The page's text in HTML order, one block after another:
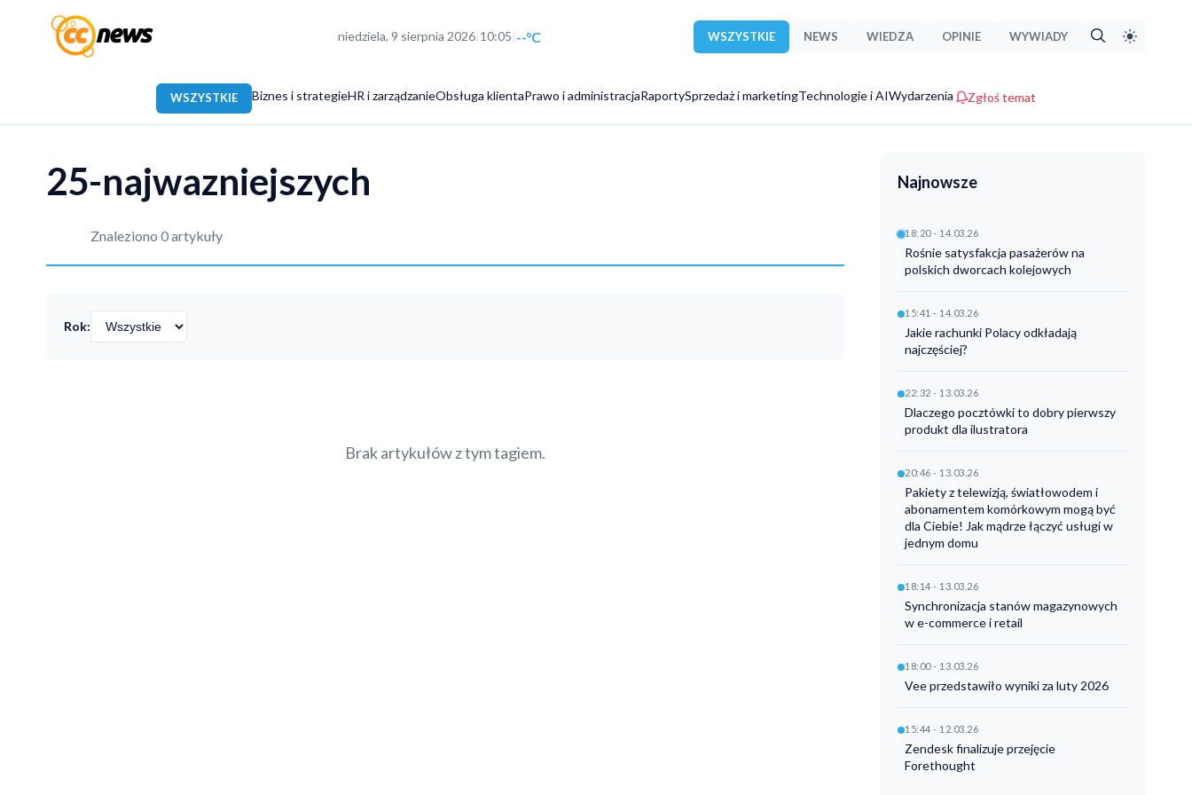
niedziela, 9 sierpnia 2026|10:05|--°C WSZYSTKIE NEWS WIEDZA OPINIE WYWIADY
WSZYSTKIE Biznes i strategieHR i zarządzanieObsługa klientaPrawo i administracjaRaportySprzedaż i marketingTechnologie i AIWydarzenia Zgłoś temat
25-najwazniejszych
Znaleziono 0 artykuły
Rok:
Brak artykułów z tym tagiem.
Najnowsze
18:20 - 14.03.26
Rośnie satysfakcja pasażerów na
polskich dworcach kolejowych
15:41 - 14.03.26
Jakie rachunki Polacy odkładają
najczęściej?
22:32 - 13.03.26
Dlaczego pocztówki to dobry pierwszy
produkt dla ilustratora
20:46 - 13.03.26
Pakiety z telewizją, światłowodem i
abonamentem komórkowym mogą być
dla Ciebie! Jak mądrze łączyć usługi w
jednym domu
18:14 - 13.03.26
Synchronizacja stanów magazynowych
w e-commerce i retail
18:00 - 13.03.26
Vee przedstawiło wyniki za luty 2026
15:44 - 12.03.26
Zendesk finalizuje przejęcie
Forethought